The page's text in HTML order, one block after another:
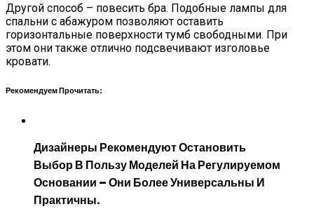
Другой способ – повесить бра. Подобные лампы для
спальни с абажуром позволяют оставить
горизонтальные поверхности тумб свободными. При
этом они также отлично подсвечивают изголовье
кровати.
Рекомендуем Прочитать:
Дизайнеры Рекомендуют Остановить
Выбор В Пользу Моделей На Регулируемом
Основании – Они Более Универсальны И
Практичны.